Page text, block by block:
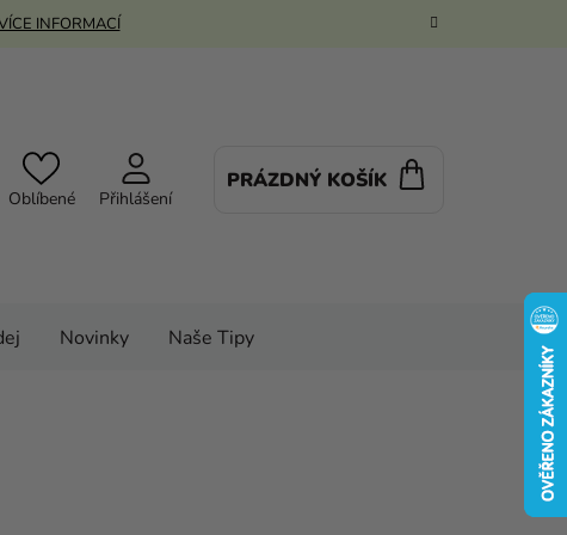
INFORMACÍ
Oblíbené Přihlášení
PRÁZDNÝ KOŠÍK
Novinky Naše Tipy